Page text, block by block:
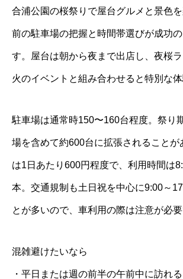
合浦公園の桜祭りで屋台グルメと景色
前の駐車場の把握と時間帯選びが成功
す。屋台は朝から夜まで出店し、夜桜
火のイベントと組み合わせると特別な体
駐車場は通常時150〜160台程度。祭り
場を含めて約600台に拡張されることが
は1日あたり600円程度で、利用時間は
本。交通規制も土日祝を中心に9:00～
とが多いので、車利用の際は注意が必要
混雑避けたいなら
・平日または週の前半の午前中に訪れる